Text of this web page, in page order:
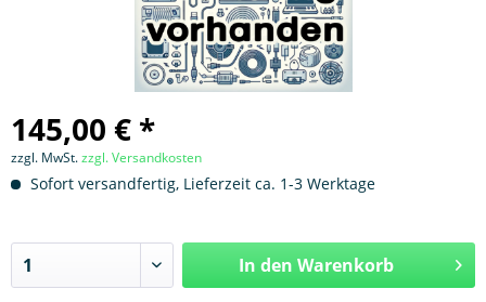
145,00 € *
zzgl. MwSt.zzgl. Versandkosten
Sofort versandfertig, Lieferzeit ca. 1-3 Werktage
In den Warenkorb